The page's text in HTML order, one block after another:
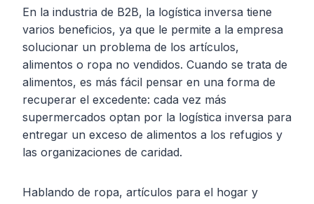
En la industria de B2B, la logística inversa tiene
varios beneficios, ya que le permite a la empresa
solucionar un problema de los artículos,
alimentos o ropa no vendidos. Cuando se trata de
alimentos, es más fácil pensar en una forma de
recuperar el excedente: cada vez más
supermercados optan por la logística inversa para
entregar un exceso de alimentos a los refugios y
las organizaciones de caridad.
Hablando de ropa, artículos para el hogar y